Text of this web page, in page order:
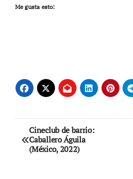
Me gusta esto:
Navegación
de
Cineclub de barrio:
Caballero Águila
(México, 2022)